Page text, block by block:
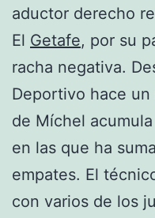
aductor derecho
El Getafe, por su
racha negativa.
Deportivo hace
de Míchel
en las que ha
empates. El
con varios de los